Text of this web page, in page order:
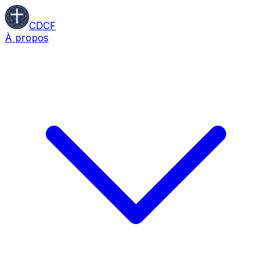
CDCF
À propos